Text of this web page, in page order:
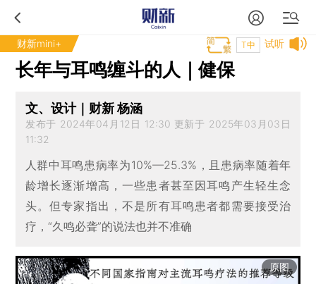
财新mini+ 试听
T中
长年与耳鸣缠斗的人｜健保
文、设计｜财新 杨涵
发布于 2024年04月12日 12:30 更新于 2025年03月03日
11:32
人群中耳鸣患病率为10%—25.3%，且患病率随着年
龄增长逐渐增高，一些患者甚至因耳鸣产生轻生念
头。但专家指出，不是所有耳鸣患者都需要接受治
疗，“久鸣必聋”的说法也并不准确
原图